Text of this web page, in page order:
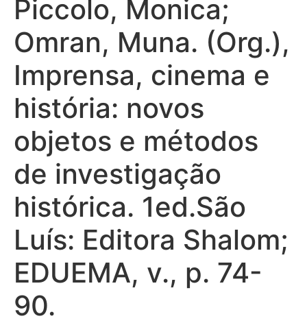
Piccolo, Monica;
Omran, Muna. (Org.),
Imprensa, cinema e
história: novos
objetos e métodos
de investigação
histórica. 1ed.São
Luís: Editora Shalom;
EDUEMA, v., p. 74-
90.